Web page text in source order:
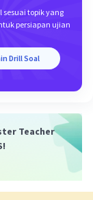
sesuai topik yang
persiapan ujian
Drill Soal
Teacher